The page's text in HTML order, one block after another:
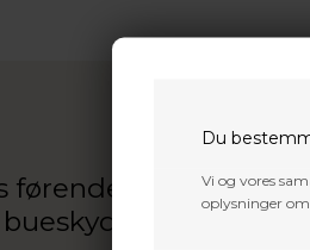
Du
Vi og vores
oplysninger
førende inden for